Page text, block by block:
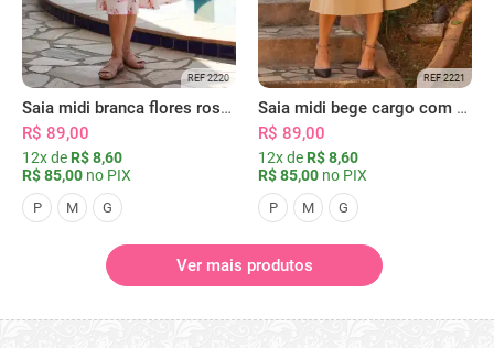
REF 2220
Saia midi branca flores rosas com bolsos
R$ 89,00
12x de R$ 8,60
R$ 85,00 no PIX
P M G
REF 2221
Saia midi bege cargo com bolsos
R$ 89,00
12x de R$ 8,60
R$ 85,00 no PIX
P M G
Ver mais produtos